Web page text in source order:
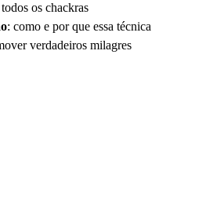
os chackras
: como e por que essa técnica
verdadeiros milagres